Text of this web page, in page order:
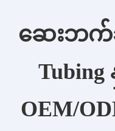
ဆေးဘက်
Tubing
OEM/